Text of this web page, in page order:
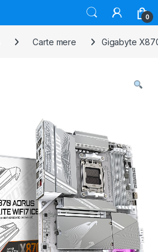
0
Carte mere Gigabyte